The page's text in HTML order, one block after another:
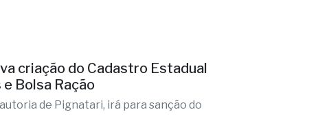
criação do Cadastro Estadual
Bolsa Ração
de Pignatari, irá para sanção do